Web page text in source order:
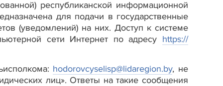
республиканской информационной
для подачи в государственные
(уведомлений) на них. Доступ к системе
сети Интернет по адресу https://
hodorovcyselisp@lidaregion.by, не
лиц». Ответы на такие сообщения